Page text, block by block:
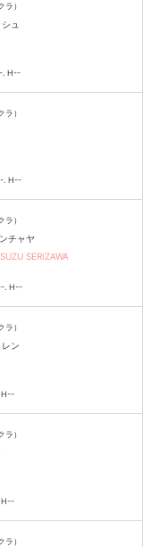
ラ）
ュ
. H--
ラ）
. H--
ラ）
チャヤ
SUZU SERIZAWA
. H--
ラ）
ン
H--
ラ）
H--
ラ）